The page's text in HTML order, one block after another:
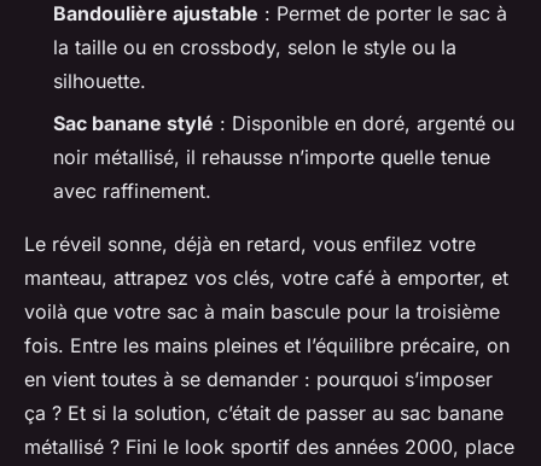
Bandoulière ajustable : Permet de porter le sac à
la taille ou en crossbody, selon le style ou la
silhouette.
Sac banane stylé : Disponible en doré, argenté ou
noir métallisé, il rehausse n’importe quelle tenue
avec raffinement.
Le réveil sonne, déjà en retard, vous enfilez votre
manteau, attrapez vos clés, votre café à emporter, et
voilà que votre sac à main bascule pour la troisième
fois. Entre les mains pleines et l’équilibre précaire, on
en vient toutes à se demander : pourquoi s’imposer
ça ? Et si la solution, c’était de passer au sac banane
métallisé ? Fini le look sportif des années 2000, place